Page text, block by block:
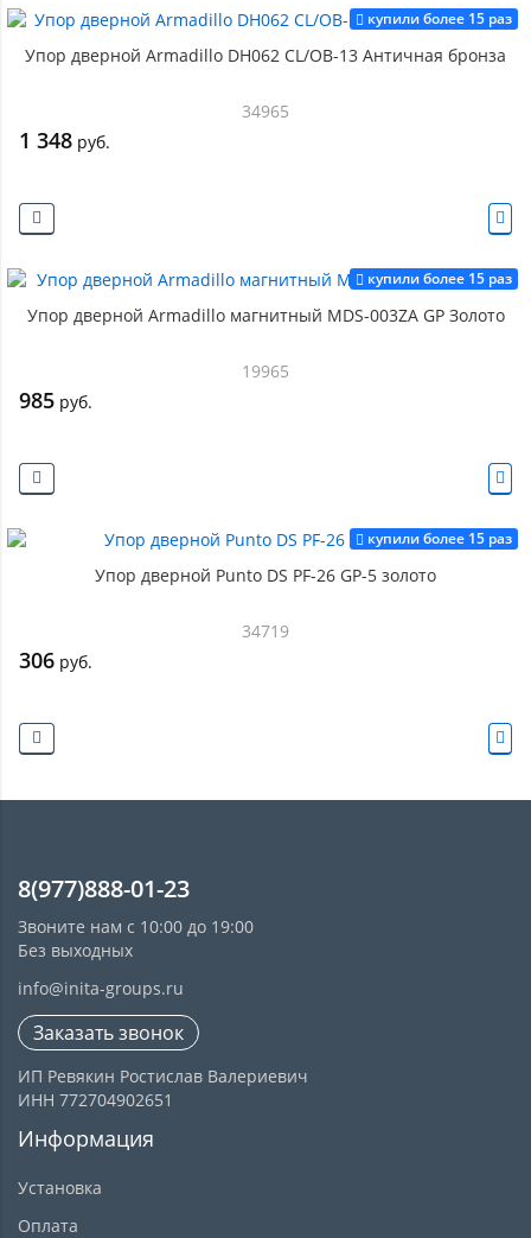
купили более 15 раз
Упор дверной Armadillo DH062 CL/OB-13 Античная бронза
34965
1 348 руб.
купили более 15 раз
Упор дверной Armadillo магнитный MDS-003ZA GP Золото
19965
985 руб.
купили более 15 раз
Упор дверной Punto DS PF-26 GP-5 золото
34719
306 руб.
8(977)888-01-23
Звоните нам с 10:00 до 19:00
Без выходных
info@inita-groups.ru
Заказать звонок
ИП Ревякин Ростислав Валериевич
ИНН 772704902651
Информация
Установка
Оплата